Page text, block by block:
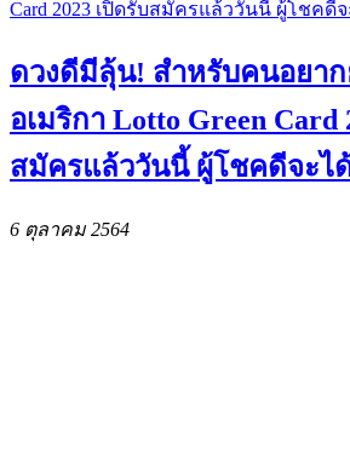
ดวงดีมีลุ้น! สำหรับคนอยาก
อเมริกา Lotto Green Card
สมัครแล้ววันนี้ ผู้โชคดีจะไ
6 ตุลาคม 2564